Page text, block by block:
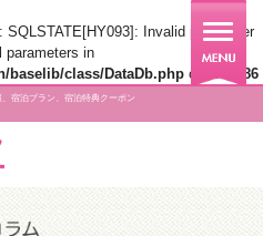
Invalid parameter
parameters in
baselib/class/DataDb.php on line 186
宿泊プラン、宿泊特典クーポン